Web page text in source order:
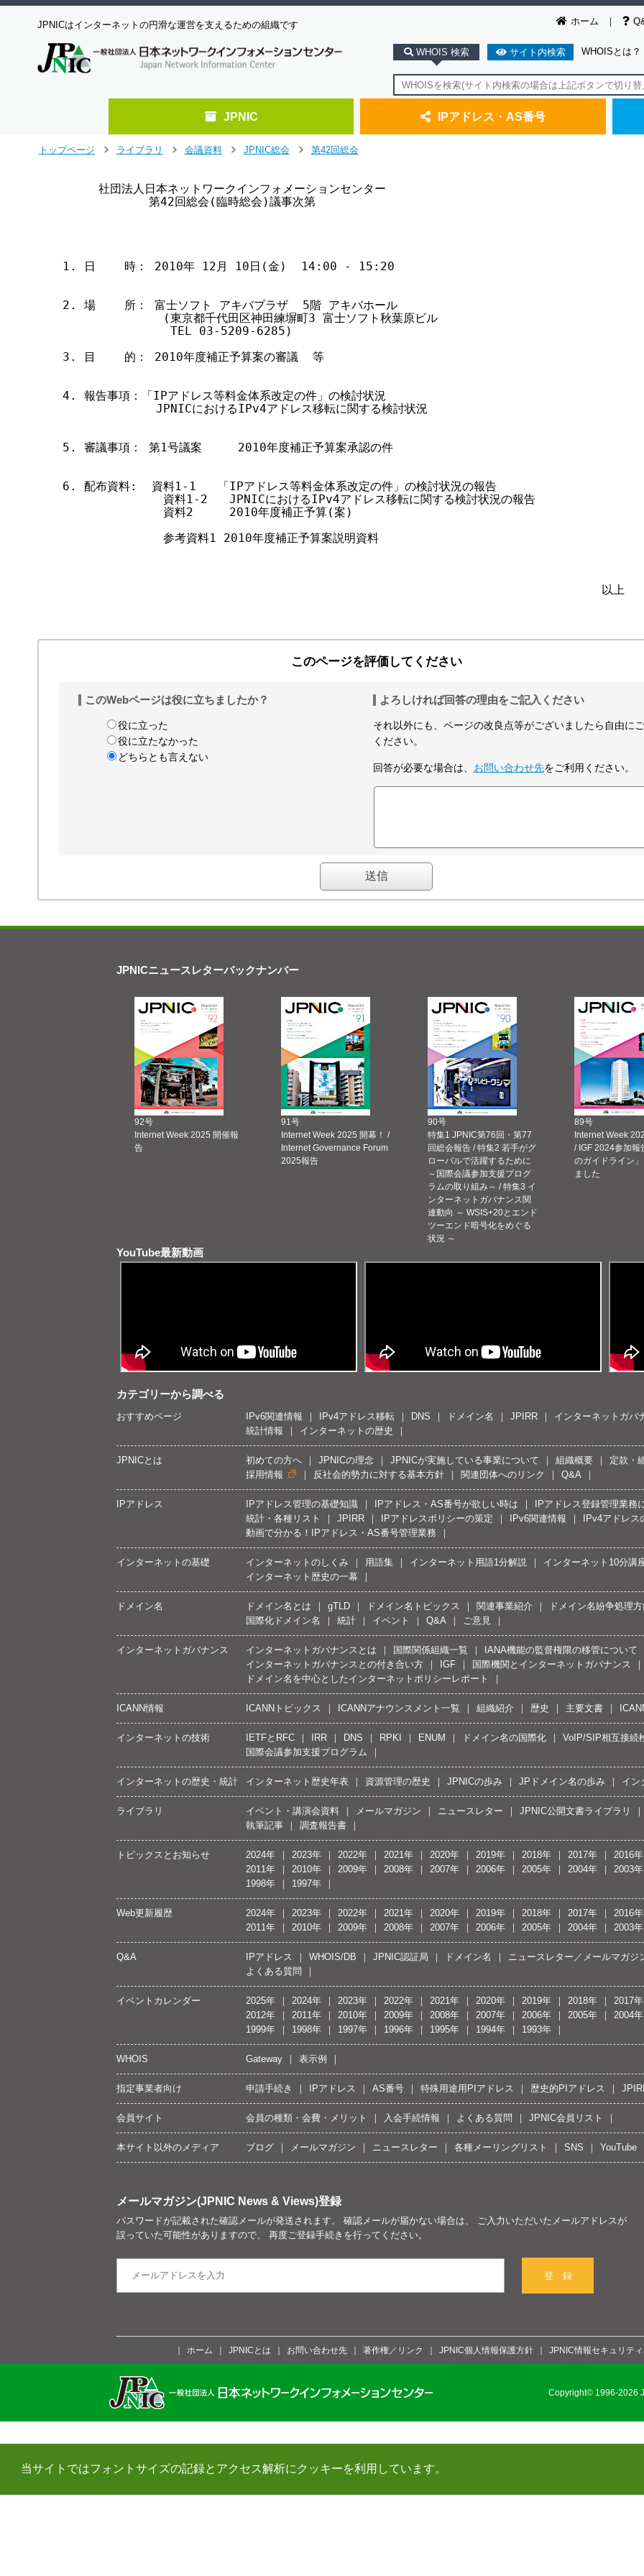
当サイトではフォントサイズの記録とアクセス解析にクッキーを利用しています。
ホーム
JPNICはインターネットの円滑な運営を支えるための組織です
WHOIS 検索 サイト内検索 WHOISとは？
JPNIC IPアドレス・AS番号
トップページ
ライブラリ
会議資料
JPNIC総会
第42回総会
     社団法人日本ネットワークインフォメーションセンター
            第42回総会(臨時総会)議事次第
1. 日    時： 2010年 12月 10日(金)  14:00 - 15:20
2. 場    所： 富士ソフト アキバプラザ  5階 アキバホール
              (東京都千代田区神田練塀町3 富士ソフト秋葉原ビル
               TEL 03-5209-6285)
3. 目    的： 2010年度補正予算案の審議  等
4. 報告事項：「IPアドレス等料金体系改定の件」の検討状況
             JPNICにおけるIPv4アドレス移転に関する検討状況
5. 審議事項： 第1号議案     2010年度補正予算案承認の件
6. 配布資料:  資料1-1   「IPアドレス等料金体系改定の件」の検討状況の報告
              資料1-2   JPNICにおけるIPv4アドレス移転に関する検討状況の報告
              資料2     2010年度補正予算(案)
              参考資料1 2010年度補正予算案説明資料
                                                                           以上
このページを評価してください
このWebページは役に立ちましたか？
役に立った
役に立たなかった
どちらとも言えない
よろしければ回答の理由をご記入ください
それ以外にも、ページの改良点等がございましたら自由に
ください。
回答が必要な場合は、 お問い合わせ先をご利用ください。
JPNICニュースレターバックナンバー
92号
Internet Week 2025 開催報
告
91号
Internet Week 2025 開幕！ /
Internet Governance Forum
2025報告
90号
特集1 JPNIC第76回・第77
回総会報告 / 特集2 若手がグ
ローバルで活躍するために
～国際会議参加支援プログ
ラムの取り組み～ / 特集3 イ
ンターネットガバナンス関
連動向 ～ WSIS+20とエンド
ツーエンド暗号化をめぐる
状況 ～
89号
Internet Week
/ IGF 2024参加報
のガイドライン
ました
YouTube最新動画
カテゴリーから調べる
おすすめページ IPv6関連情報 IPv4アドレス移転 DNS ドメイン名 JPIRR
インターネットガバ
統計情報
インターネットの歴史
JPNICとは 初めての方へ JPNICの理念 JPNICが実施している事業について 組織概要
定款・
採用情報
反社会的勢力に対する基本方針 関連団体へのリンク Q&A
IPアドレス IPアドレス管理の基礎知識 IPアドレス・AS番号が欲しい時は
IPアドレス登録管理業務
統計・各種リスト
JPIRR IPアドレスポリシーの策定 IPv6関連情報
IPv4アドレ
動画で分かる！IPアドレス・AS番号管理業務
インターネットの基礎 インターネットのしくみ 用語集 インターネット用語1分解説
インターネット10分講
インターネット歴史の一幕
ドメイン名 ドメイン名とは gTLD ドメイン名トピックス 関連事業紹介
ドメイン名紛争処理
国際化ドメイン名
統計 イベント Q&A ご意見
インターネットガバナンス インターネットガバナンスとは 国際関係組織一覧
IANA機能の監督権限の移管について
インターネットガバナンスとの付き合い方
IGF
国際機関とインターネットガバナンス
ドメイン名を中心としたインターネットポリシーレポート
ICANN情報 ICANNトピックス ICANNアナウンスメント一覧 組織紹介 歴史 主要文書
インターネットの技術 IETFとRFC IRR DNS RPKI ENUM ドメイン名の国際化
VoIP/SIP相互接続
国際会議参加支援プログラム
インターネットの歴史・統計 インターネット歴史年表 資源管理の歴史 JPNICの歩み JPドメイン名の歩み イン
ライブラリ イベント・講演会資料 メールマガジン ニュースレター
JPNIC公開文書ライブラリ
執筆記事
調査報告書
トピックスとお知らせ 2024年 2023年 2022年 2021年 2020年 2019年 2018年 2017年
2016年
2011年
2010年 2009年 2008年 2007年 2006年 2005年 2004年
2003年
1998年
1997年
Web更新履歴 2024年 2023年 2022年 2021年 2020年 2019年 2018年 2017年
2016年
2011年
2010年 2009年 2008年 2007年 2006年 2005年 2004年 2003年
Q&A IPアドレス WHOIS/DB JPNIC認証局 ドメイン名
ニュースレター／メールマガジ
よくある質問
イベントカレンダー 2025年 2024年 2023年 2022年 2021年 2020年 2019年 2018年
2017年
2012年
2011年 2010年 2009年 2008年 2007年 2006年 2005年
2004年
1999年
1998年 1997年 1996年 1995年 1994年 1993年
WHOIS Gateway 表示例
指定事業者向け 申請手続き IPアドレス AS番号 特殊用途用PIアドレス 歴史的PIアドレス
会員サイト 会員の種類・会費・メリット 入会手続情報 よくある質問 JPNIC会員リスト
本サイト以外のメディア ブログ メールマガジン ニュースレター 各種メーリングリスト SNS YouTube
メールマガジン(JPNIC News & Views)登録
パスワードが記載された確認メールが発送されます。 確認メールが届かない場合は、 ご入力いただいたメールアドレスが
誤っていた可能性がありますので、 再度ご登録手続きを行ってください。
登 録
ホーム JPNICとは お問い合わせ先 著作権／リンク JPNIC個人情報保護方針 JPNIC情報セキュリテ
Copyright© 1996-2026